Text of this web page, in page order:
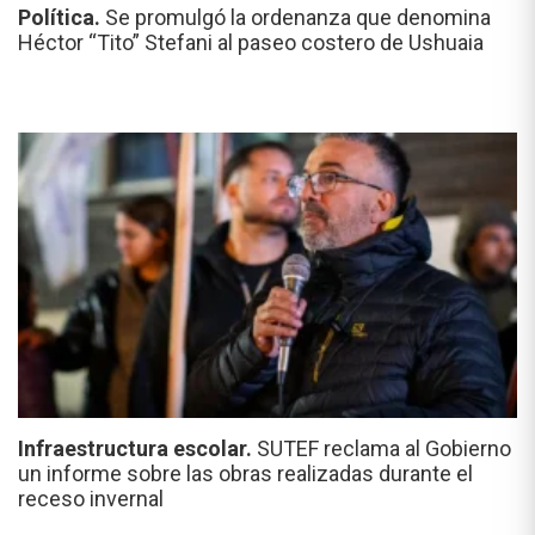
Política. Se promulgó la ordenanza que denomina
Héctor “Tito” Stefani al paseo costero de Ushuaia
Infraestructura escolar. SUTEF reclama al Gobierno
un informe sobre las obras realizadas durante el
receso invernal